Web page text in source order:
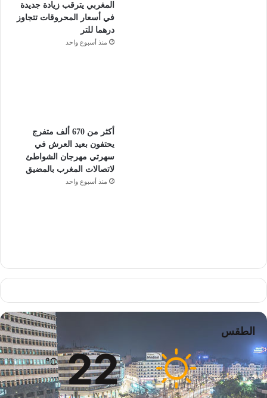
المغربي يترقب زيادة جديدة
في أسعار المحروقات تتجاوز
درهما للتر
منذ أسبوع واحد
أكثر من 670 ألف متفرج
يحتفون بعيد العرش في
سهرتي مهرجان الشواطئ
لاتصالات المغرب بالمضيق
منذ أسبوع واحد
الطقس
22
℃